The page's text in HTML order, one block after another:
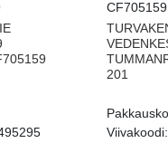
201
Viivakoodi: